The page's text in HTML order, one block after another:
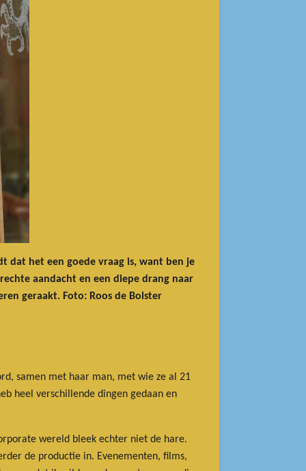
dat het een goede vraag is, want ben je
aandacht en een diepe drang naar
geraakt. Foto: Roos de Bolster
samen met haar man, met wie ze al 21
heel verschillende dingen gedaan en
wereld bleek echter niet de hare.
de productie in. Evenementen, films,